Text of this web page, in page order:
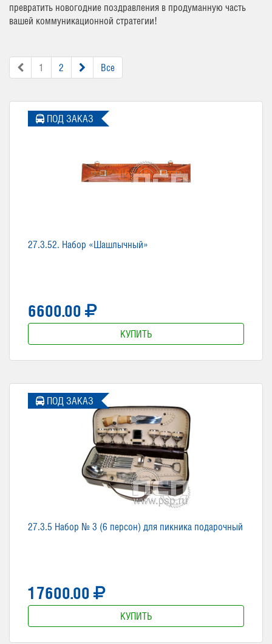
превратить новогодние поздравления в продуманную часть
вашей коммуникационной стратегии!
1 2 Все
27.3.52. Набор «Шашлычный»
6600.00
КУПИТЬ
ПОД ЗАКАЗ
27.3.5 Набор № 3 (6 персон) для пикника подарочный
17600.00
КУПИТЬ
ПОД ЗАКАЗ